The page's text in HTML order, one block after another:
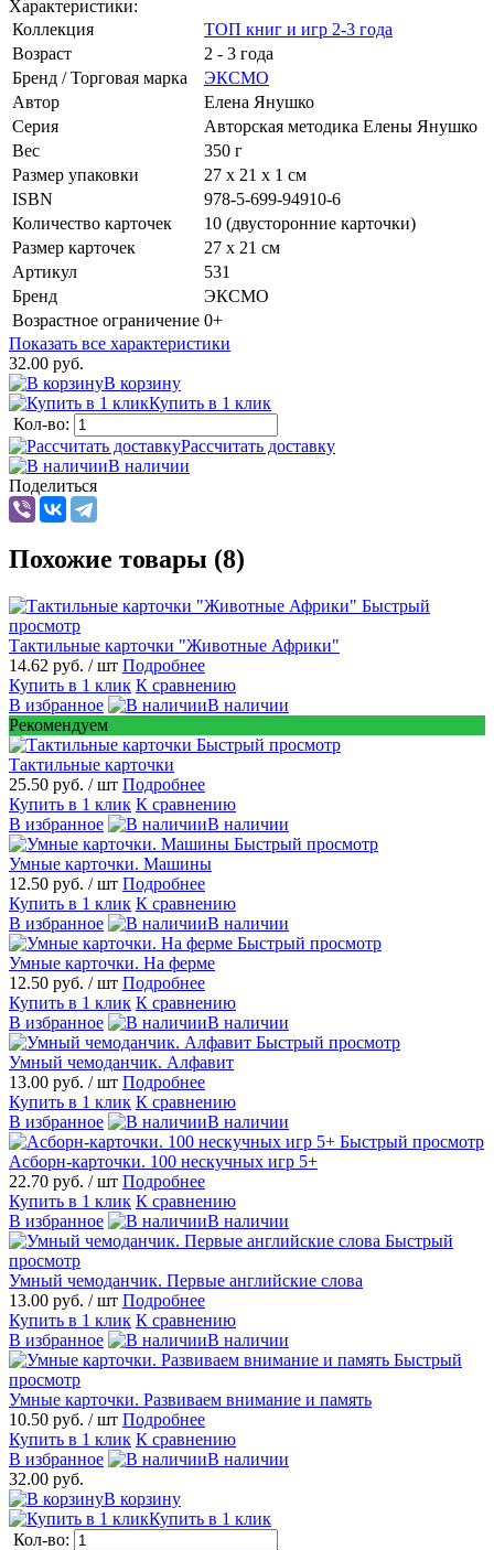
Характеристики:
Коллекция
ТОП книг и игр 2-3 года
Возраст
2 - 3 года
Бренд / Торговая марка
ЭКСМО
Автор
Елена Янушко
Серия
Авторская методика Елены Янушко
Вес
350 г
Размер упаковки
27 х 21 х 1 см
ISBN
978-5-699-94910-6
Количество карточек
10 (двусторонние карточки)
Размер карточек
27 х 21 см
Артикул
531
Бренд
ЭКСМО
Возрастное ограничение 0+
Показать все характеристики
32.00 руб.
В корзину
Купить в 1 клик
Кол-во:
Рассчитать доставку
В наличии
Поделиться
Похожие товары (8)
Быстрый
просмотр
Тактильные карточки "Животные Африки"
14.62 руб. / шт Подробнее
Купить в 1 клик К сравнению
В избранное
В наличии
Рекомендуем
Быстрый просмотр
Тактильные карточки
25.50 руб. / шт Подробнее
Купить в 1 клик К сравнению
В избранное
В наличии
Быстрый просмотр
Умные карточки. Машины
12.50 руб. / шт Подробнее
Купить в 1 клик К сравнению
В избранное
В наличии
Быстрый просмотр
Умные карточки. На ферме
12.50 руб. / шт Подробнее
Купить в 1 клик К сравнению
В избранное
В наличии
Быстрый просмотр
Умный чемоданчик. Алфавит
13.00 руб. / шт Подробнее
Купить в 1 клик К сравнению
В избранное
В наличии
Быстрый просмотр
Асборн-карточки. 100 нескучных игр 5+
22.70 руб. / шт Подробнее
Купить в 1 клик К сравнению
В избранное
В наличии
Быстрый
просмотр
Умный чемоданчик. Первые английские слова
13.00 руб. / шт Подробнее
Купить в 1 клик К сравнению
В избранное
В наличии
Быстрый
просмотр
Умные карточки. Развиваем внимание и память
10.50 руб. / шт Подробнее
Купить в 1 клик К сравнению
В избранное
В наличии
32.00 руб.
В корзину
Купить в 1 клик
Кол-во: